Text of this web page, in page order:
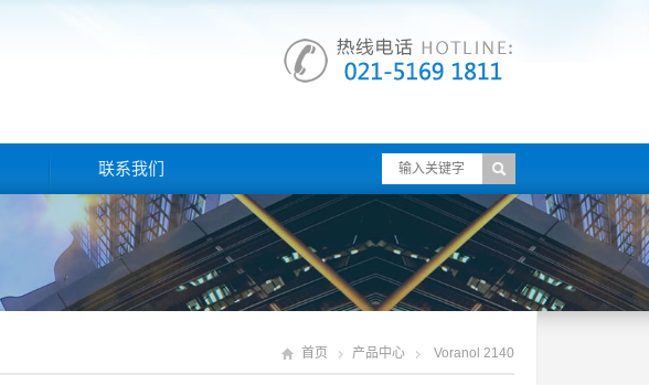
联系我们
首页 产品中心 Voranol 2140